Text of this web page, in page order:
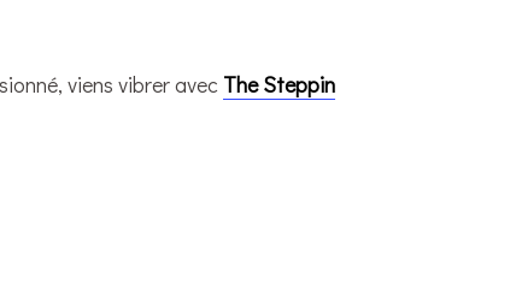
viens vibrer avec The Steppin